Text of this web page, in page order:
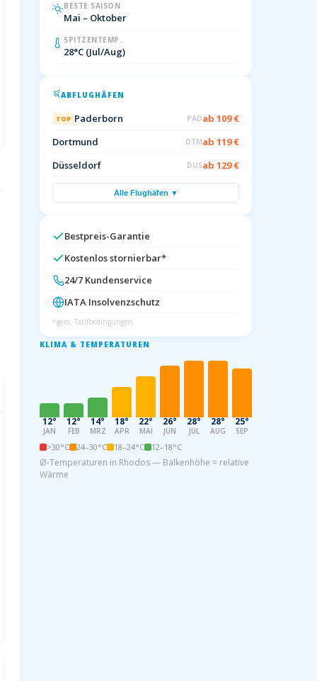
BESTE SAISON
Mai – Oktober
SPITZENTEMP.
28°C (Jul/Aug)
ABFLUGHÄFEN
TOP Paderborn PADab 109 €
Dortmund
DTMab 119 €
Düsseldorf
DUSab 129 €
Alle Flughäfen ▼
Bestpreis-Garantie
Kostenlos stornierbar*
24/7 Kundenservice
IATA Insolvenzschutz
*gem. Tarifbedingungen
KLIMA & TEMPERATUREN
12°
JAN
12°
FEB
14°
MRZ
18°
APR
22°
MAI
26°
JUN
28°
JUL
28°
AUG
25°
SEP
>30°C 24–30°C 18–24°C 12–18°C
Ø-Temperaturen in Rhodos — Balkenhöhe = relative
Wärme